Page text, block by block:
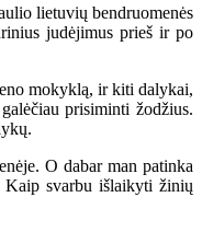
lietuvių bendruomenės
judėjimus prieš ir po
mokyklą, ir kiti dalykai,
prisiminti žodžius.
O dabar man patinka
svarbu išlaikyti žinių